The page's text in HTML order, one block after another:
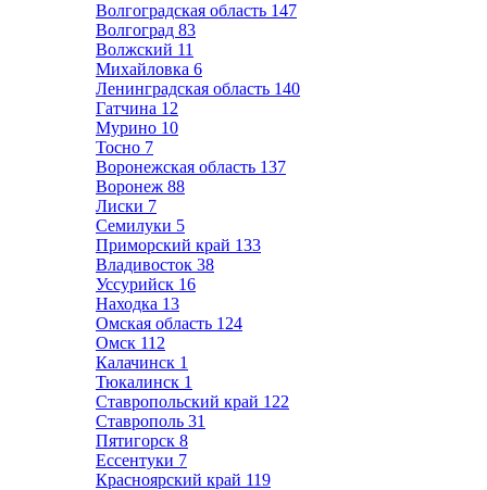
Волгоградская область 147
Волгоград 83
Волжский 11
Михайловка 6
Ленинградская область 140
Гатчина 12
Мурино 10
Тосно 7
Воронежская область 137
Воронеж 88
Лиски 7
Семилуки 5
Приморский край 133
Владивосток 38
Уссурийск 16
Находка 13
Омская область 124
Омск 112
Калачинск 1
Тюкалинск 1
Ставропольский край 122
Ставрополь 31
Пятигорск 8
Ессентуки 7
Красноярский край 119